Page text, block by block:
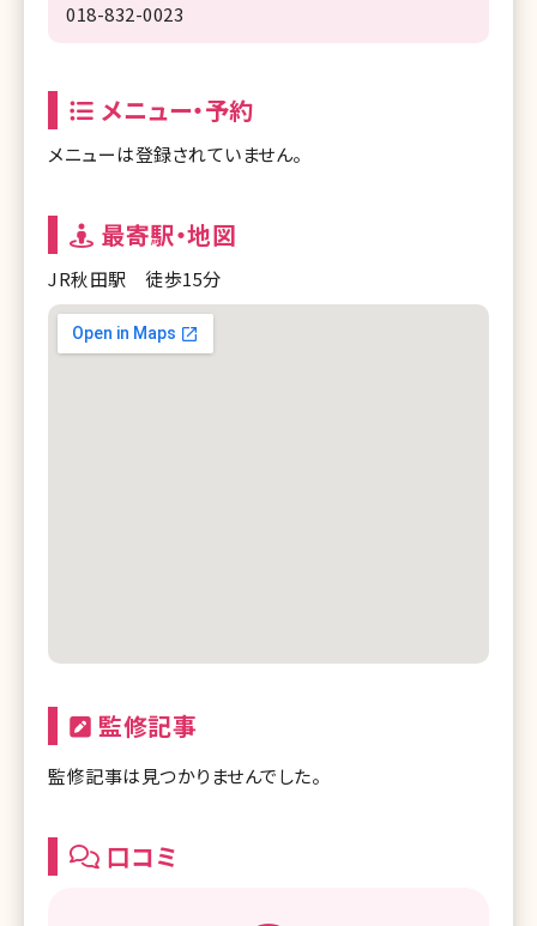
018-832-0023
メニュー・予約
メニューは登録されていません。
最寄駅・地図
JR秋田駅 徒歩15分
監修記事
監修記事は見つかりませんでした。
口コミ